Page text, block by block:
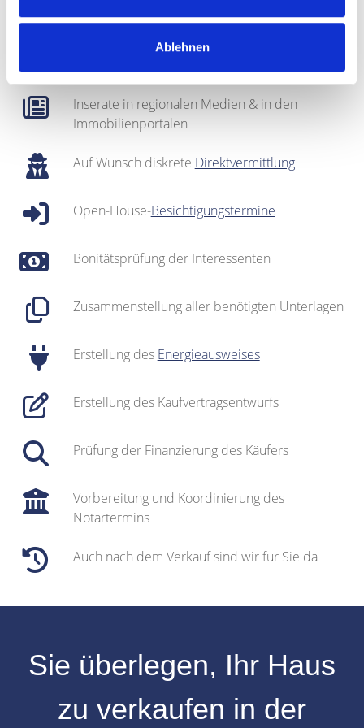
Ablehnen
Regionales Netzwerk inklusive sehr gut
Inserate in regionalen Medien & in den
Immobilienportalen
Auf Wunsch diskrete Direktvermittlung
Open-House-Besichtigungstermine
Bonitätsprüfung der Interessenten
Zusammenstellung aller benötigten Unterlagen
Erstellung des Energieausweises
Erstellung des Kaufvertragsentwurfs
Prüfung der Finanzierung des Käufers
Vorbereitung und Koordinierung des
Notartermins
Auch nach dem Verkauf sind wir für Sie da
Sie überlegen, Ihr Haus
zu verkaufen in der